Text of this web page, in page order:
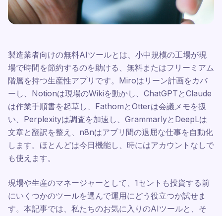
製造業者向けの無料AIツールとは、小中規模の工場が現
場で時間を節約するのを助ける、無料またはフリーミアム
階層を持つ生産性アプリです。Miroはリーン計画をカバ
ーし、Notionは現場のWikiを動かし、ChatGPTとClaude
は作業手順書を起草し、FathomとOtterは会議メモを扱
い、Perplexityは調査を加速し、GrammarlyとDeepLは
文章と翻訳を整え、n8nはアプリ間の退屈な仕事を自動化
します。ほとんどは今日機能し、時にはアカウントなしで
も使えます。
現場や生産のマネージャーとして、1セントも投資する前
にいくつかのツールを選んで運用にどう役立つか試せま
す。本記事では、私たちのお気に入りのAIツールと、そ